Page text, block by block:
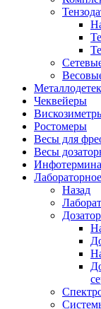
Чеквейеры
Ростомеры
Весы для
Весы
Назад